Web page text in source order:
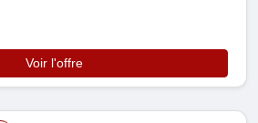
Voir l'offre